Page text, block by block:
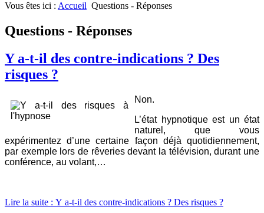
Vous êtes ici : Accueil Questions - Réponses
Questions - Réponses
Y a-t-il des contre-indications ? Des
risques ?
Non.
L’état hypnotique est un état
naturel, que vous
expérimentez d’une certaine façon déjà quotidiennement,
par exemple lors de rêveries devant la télévision, durant une
conférence, au volant,…
Lire la suite : Y a-t-il des contre-indications ? Des risques ?